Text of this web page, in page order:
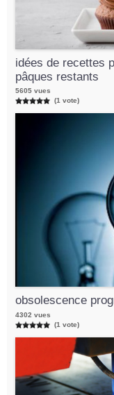
idées de recettes
pâques restants
5605 vues
(1 vote)
obsolescence
4302 vues
(1 vote)